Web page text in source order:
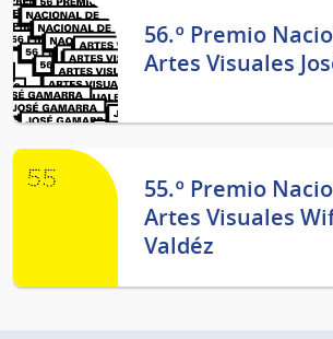
56.º Premio
Artes Visuales
55.º Premio
Artes Visuales
Valdéz